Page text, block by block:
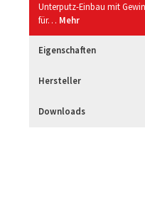
Unterputz-Einbau mit
für… Mehr
Eigenschaften
Hersteller
Downloads